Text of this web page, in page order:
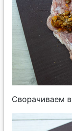
Сворачиваем